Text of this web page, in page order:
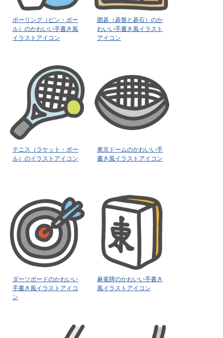
ボーリング（ピン・ボー
ル）のかわいい手書き風
イラストアイコン
囲碁（碁盤と碁石）のか
わいい手書き風イラスト
アイコン
テニス（ラケット・ボー
ル）のイラストアイコン
東京ドームのかわいい手
書き風イラストアイコン
ダーツボードのかわいい
手書き風イラストアイコ
ン
麻雀牌のかわいい手書き
風イラストアイコン